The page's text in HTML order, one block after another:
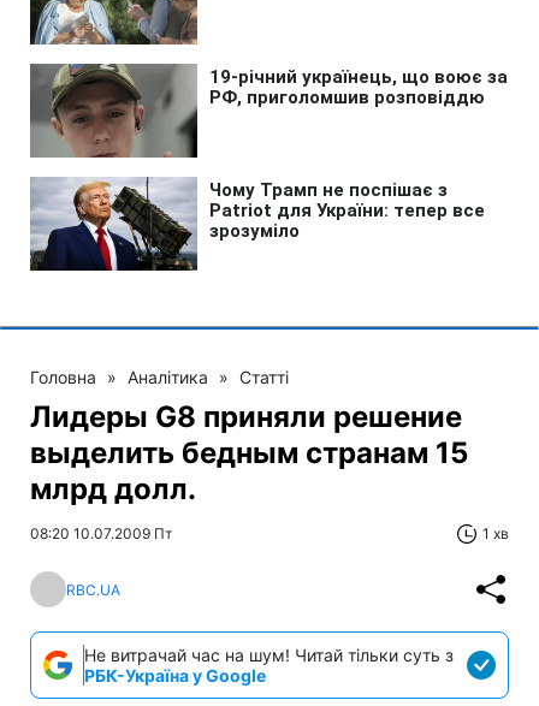
Головна » Аналітика » Статті
Лидеры G8 приняли решение
выделить бедным странам 15
млрд долл.
08:20 10.07.2009 Пт 1 хв
RBC.UA
Не витрачай час на шум! Читай тільки суть з
РБК-Україна у Google